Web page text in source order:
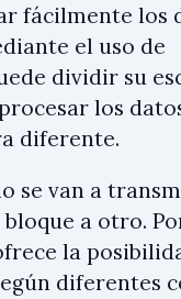
fácilmente los
el uso de
dividir su
los
diferente.
se van a
a otro.
la
diferentes